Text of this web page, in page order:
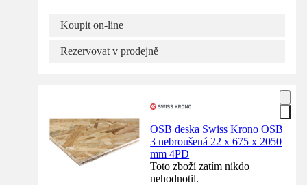
Koupit on-line
Rezervovat v prodejně
OSB deska Swiss Krono OSB
3 nebroušená 22 x 675 x 2050
mm 4PD
Toto zboží zatím nikdo
nehodnotil.